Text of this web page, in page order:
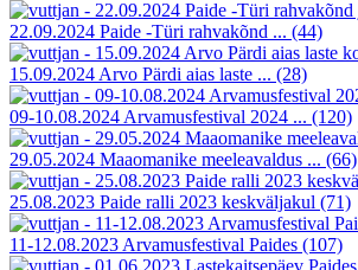
22.09.2024 Paide -Türi rahvakõnd ... (44)
15.09.2024 Arvo Pärdi aias laste ... (28)
09-10.08.2024 Arvamusfestival 2024 ... (120)
29.05.2024 Maaomanike meeleavaldus ... (66)
25.08.2023 Paide ralli 2023 keskväljakul (71)
11-12.08.2023 Arvamusfestival Paides (107)